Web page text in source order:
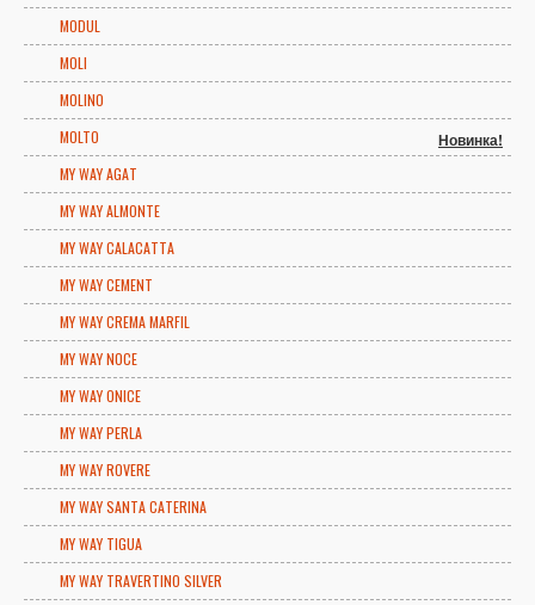
MODUL
MOLI
MOLINO
MOLTO
Новинка!
MY WAY AGAT
MY WAY ALMONTE
MY WAY CALACATTA
MY WAY CEMENT
MY WAY CREMA MARFIL
MY WAY NOCE
MY WAY ONICE
MY WAY PERLA
MY WAY ROVERE
MY WAY SANTA CATERINA
MY WAY TIGUA
MY WAY TRAVERTINO SILVER